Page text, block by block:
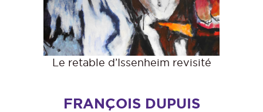
Le retable d’Issenheim revisité
FRANÇOIS DUPUIS